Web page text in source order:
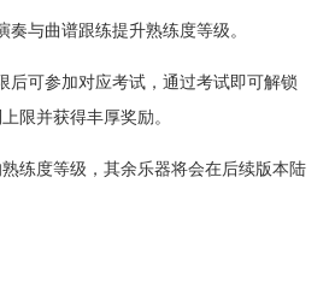
奏与曲谱跟练提升熟练度等级。
后可参加对应考试，通过考试即可解锁
限并获得丰厚奖励。
熟练度等级，其余乐器将会在后续版本陆